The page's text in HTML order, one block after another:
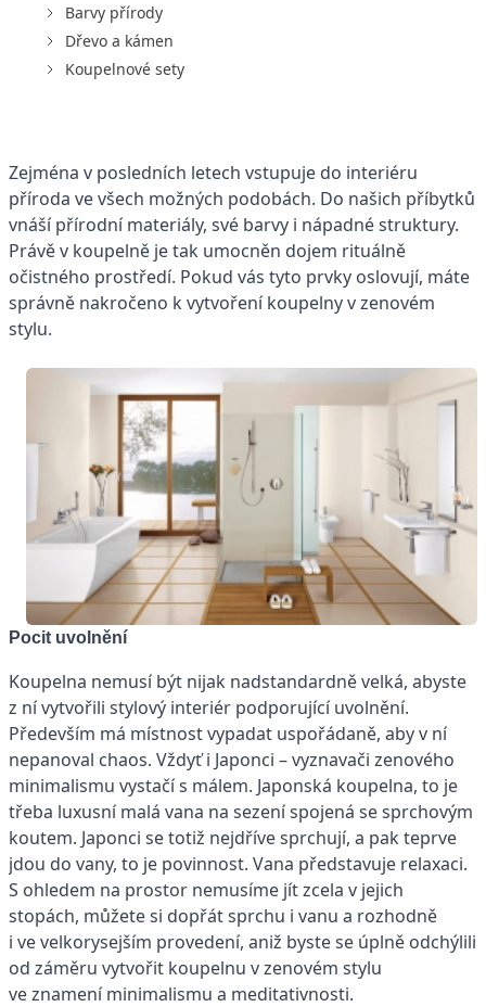
Barvy přírody
Dřevo a kámen
Koupelnové sety
Zejména v posledních letech vstupuje do interiéru
příroda ve všech možných podobách. Do našich příbytků
vnáší přírodní materiály, své barvy i nápadné struktury.
Právě v koupelně je tak umocněn dojem rituálně
očistného prostředí. Pokud vás tyto prvky oslovují, máte
správně nakročeno k vytvoření koupelny v zenovém
stylu.
Pocit uvolnění
Koupelna nemusí být nijak nadstandardně velká, abyste
z ní vytvořili stylový interiér podporující uvolnění.
Především má místnost vypadat uspořádaně, aby v ní
nepanoval chaos. Vždyť i Japonci – vyznavači zenového
minimalismu vystačí s málem. Japonská koupelna, to je
třeba luxusní malá vana na sezení spojená se sprchovým
koutem. Japonci se totiž nejdříve sprchují, a pak teprve
jdou do vany, to je povinnost. Vana představuje relaxaci.
S ohledem na prostor nemusíme jít zcela v jejich
stopách, můžete si dopřát sprchu i vanu a rozhodně
i ve velkorysejším provedení, aniž byste se úplně odchýlili
od záměru vytvořit koupelnu v zenovém stylu
ve znamení minimalismu a meditativnosti.